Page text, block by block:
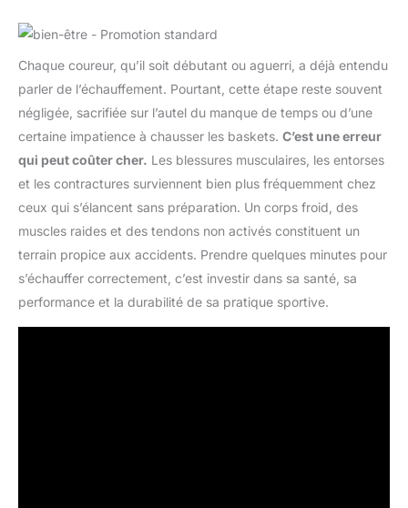
Chaque coureur, qu’il soit débutant ou aguerri, a déjà entendu
parler de l’échauffement. Pourtant, cette étape reste souvent
négligée, sacrifiée sur l’autel du manque de temps ou d’une
certaine impatience à chausser les baskets. C’est une erreur
qui peut coûter cher. Les blessures musculaires, les entorses
et les contractures surviennent bien plus fréquemment chez
ceux qui s’élancent sans préparation. Un corps froid, des
muscles raides et des tendons non activés constituent un
terrain propice aux accidents. Prendre quelques minutes pour
s’échauffer correctement, c’est investir dans sa santé, sa
performance et la durabilité de sa pratique sportive.